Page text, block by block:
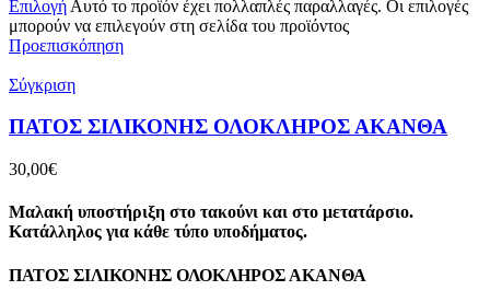
Επιλογή Αυτό το προϊόν έχει πολλαπλές παραλλαγές. Οι επιλογές
μπορούν να επιλεγούν στη σελίδα του προϊόντος
Προεπισκόπηση
Σύγκριση
ΠΑΤΟΣ ΣΙΛΙΚΟΝΗΣ ΟΛΟΚΛΗΡΟΣ ΑΚΑΝΘΑ
30,00€
Μαλακή υποστήριξη στο τακούνι και στο μετατάρσιο.
Κατάλληλος για κάθε τύπο υποδήματος.
ΠΑΤΟΣ ΣΙΛΙΚΟΝΗΣ ΟΛΟΚΛΗΡΟΣ ΑΚΑΝΘΑ